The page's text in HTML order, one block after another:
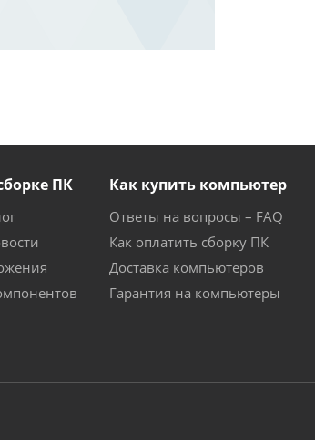
ПК Как купить компьютер
Ответы на вопросы – FAQ
Как оплатить сборку ПК
Доставка компьютеров
Гарантия на компьютеры